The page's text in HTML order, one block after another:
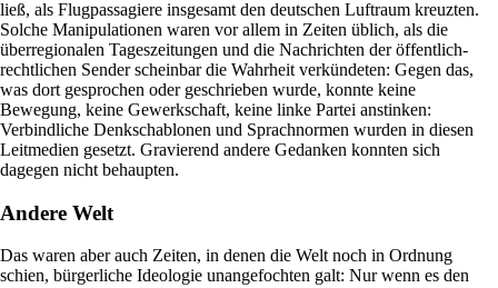
ließ, als Flugpassagiere insgesamt den deutschen Luftraum kreuzten.
Solche Manipulationen waren vor allem in Zeiten üblich, als die
überregionalen Tageszeitungen und die Nachrichten der öffentlich-
rechtlichen Sender scheinbar die Wahrheit verkündeten: Gegen das,
was dort gesprochen oder geschrieben wurde, konnte keine
Bewegung, keine Gewerkschaft, keine linke Partei anstinken:
Verbindliche Denkschablonen und Sprachnormen wurden in diesen
Leitmedien gesetzt. Gravierend andere Gedanken konnten sich
dagegen nicht behaupten.
Andere Welt
Das waren aber auch Zeiten, in denen die Welt noch in Ordnung
schien, bürgerliche Ideologie unangefochten galt: Nur wenn es den